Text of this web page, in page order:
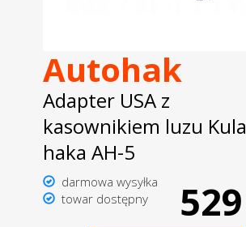
Autohak
Adapter USA z
kasownikiem luzu Kula
haka AH-5
darmowa wysyłka
towar dostępny
529